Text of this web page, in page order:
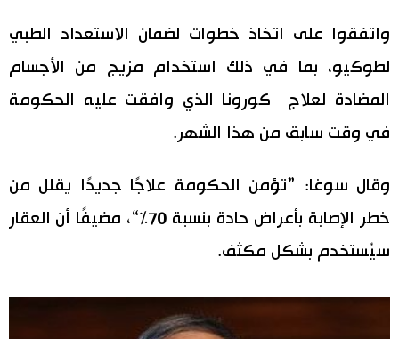
ثقافة
لايف ستايل
طوكيو
إعلان
واتفقوا على اتخاذ خطوات لضمان الاستعداد الطبي
لطوكيو، بما في ذلك استخدام مزيج من الأجسام
المضادة لعلاج كورونا الذي وافقت عليه الحكومة
في وقت سابق من هذا الشهر.
وقال سوغا: ”تؤمن الحكومة علاجًا جديدًا يقلل من
خطر الإصابة بأعراض حادة بنسبة 70%“، مضيفًا أن العقار
سيُستخدم بشكل مكثف.